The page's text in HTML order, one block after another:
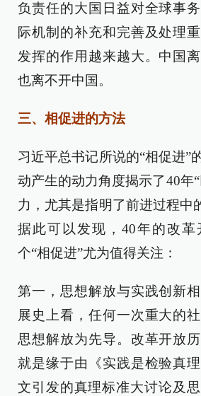
负责任的大国日益对全球事
际机制的补充和完善及处理
发挥的作用越来越大。中国
也离不开中国。
三、相促进的方法
习近平总书记所说的“相促进”
动产生的动力角度揭示了40年
力，尤其是指明了前进过程中
据此可以发现，40年的改
个“相促进”尤为值得关注：
第一，思想解放与实践创新
展史上看，任何一次重大的
思想解放为先导。改革开放
就是缘于由《实践是检验真
文引发的真理标准大讨论及